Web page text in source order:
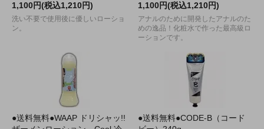
1,100円(税込1,210円)
洗い不要で使用後に優しいローショ
ン。
1,100円(税込1,210円)
アナルのために開発したアナルのた
めの逸品！化粧水で作った最高級ロ
ーションです。
●送料無料●WAAP ドリシャッ!!
●送料無料●CODE-B（コード